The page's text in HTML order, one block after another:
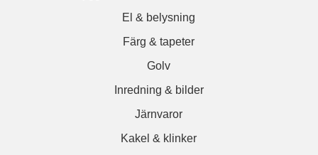
El & belysning
Färg & tapeter
Golv
Inredning & bilder
Järnvaror
Kakel & klinker